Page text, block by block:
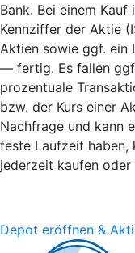
Bank. Bei einem
Kennziffer der Aktie
Aktien sowie ggf. ein
— fertig. Es fallen
prozentuale
bzw. der Kurs einer
Nachfrage und kann
feste Laufzeit haben,
jederzeit kaufen
Depot eröffnen &